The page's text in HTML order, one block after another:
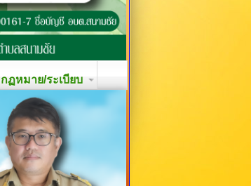
กฏหมาย/ระเบียบ